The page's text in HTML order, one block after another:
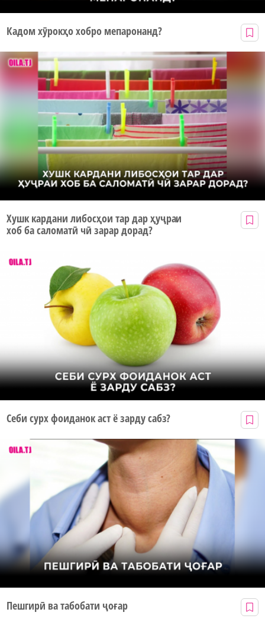
Кадом хӯрокҳо хобро мепаронанд?
Хушк кардани либосҳои тар дар ҳуҷраи
хоб ба саломатӣ чӣ зарар дорад?
Себи сурх фоиданок аст ё зарду сабз?
Пешгирӣ ва табобати ҷоғар